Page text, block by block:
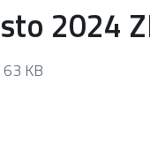
2024
KB